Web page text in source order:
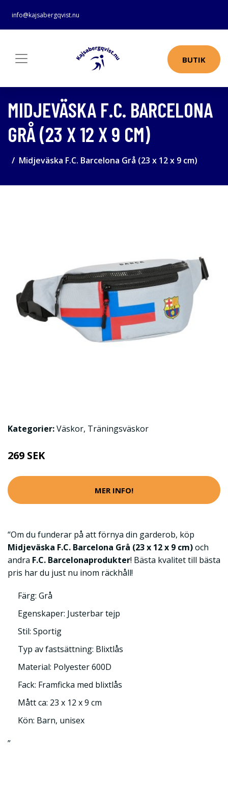
info@kajsabergqvist.nu
BUTIK
MIDJEVÄSKA F.C. BARCELONA
GRÅ (23 X 12 X 9 CM)
Midjeväska F.C. Barcelona Grå (23 x 12 x 9 cm)
Kategorier:Väskor, Träningsväskor
269 SEK
MER INFO!
“Om du funderar på att förnya din garderob, köp
Midjeväska F.C. Barcelona Grå (23 x 12 x 9 cm)och
andra F.C. Barcelonaprodukter! Bästa kvalitet till bästa
pris har du just nu inom räckhåll!
Färg: Grå
Egenskaper: Justerbar tejp
Stil: Sportig
Typ av fastsättning: Blixtlås
Material: Polyester 600D
Fack: Framficka med blixtlås
Mått ca: 23 x 12 x 9 cm
Kön: Barn, unisex
”